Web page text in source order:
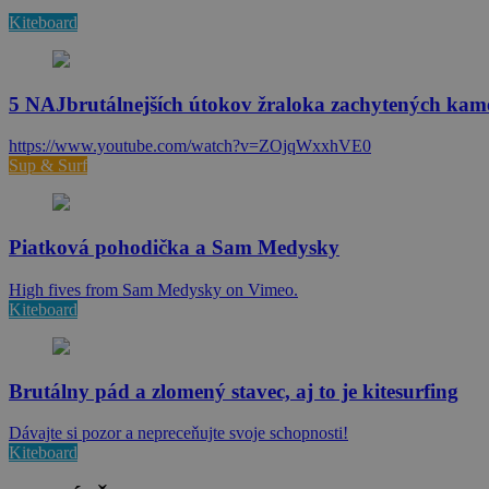
Kiteboard
5 NAJbrutálnejších útokov žraloka zachytených
https://www.youtube.com/watch?v=ZOjqWxxhVE0
Sup & Surf
Piatková pohodička a Sam Medysky
High fives from Sam Medysky on Vimeo.
Kiteboard
Brutálny pád a zlomený stavec, aj to je kitesurfing
Dávajte si pozor a nepreceňujte svoje schopnosti!
Kiteboard